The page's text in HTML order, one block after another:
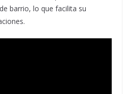
barrio, lo que facilita su